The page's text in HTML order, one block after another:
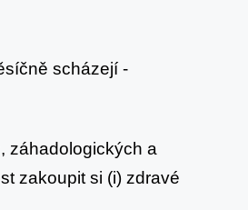
scházejí -
záhadologických a
zakoupit si (i) zdravé